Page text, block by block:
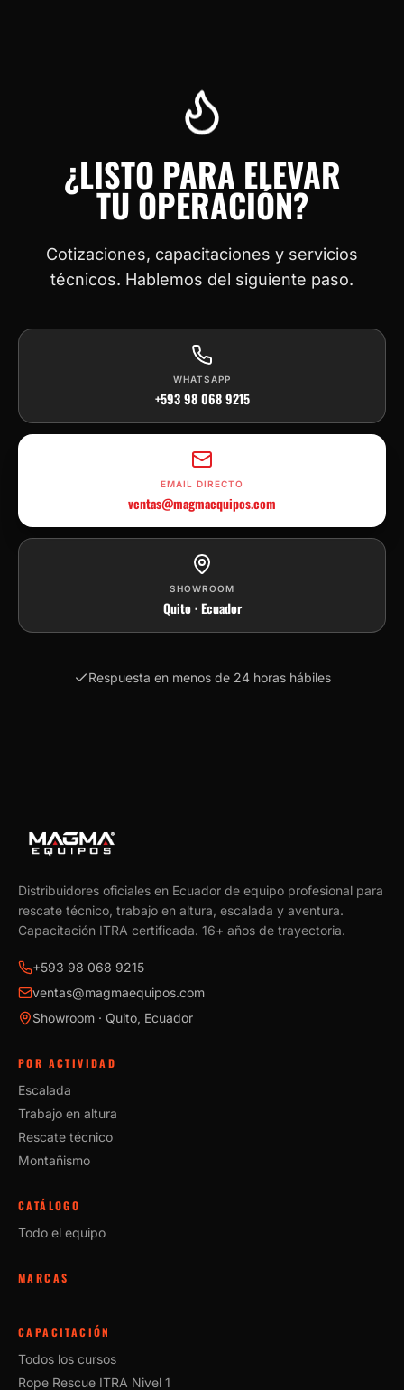
¿LISTO PARA ELEVAR
TU OPERACIÓN?
Cotizaciones, capacitaciones y servicios
técnicos. Hablemos del siguiente paso.
WHATSAPP
+593 98 068 9215
EMAIL DIRECTO
ventas@magmaequipos.com
SHOWROOM
Quito · Ecuador
Respuesta en menos de 24 horas hábiles
Distribuidores oficiales en Ecuador de equipo profesional para
rescate técnico, trabajo en altura, escalada y aventura.
Capacitación ITRA certificada. 16+ años de trayectoria.
+593 98 068 9215
ventas@magmaequipos.com
Showroom · Quito, Ecuador
POR ACTIVIDAD
Escalada
Trabajo en altura
Rescate técnico
Montañismo
CATÁLOGO
Todo el equipo
MARCAS
CAPACITACIÓN
Todos los cursos
Rope Rescue ITRA Nivel 1